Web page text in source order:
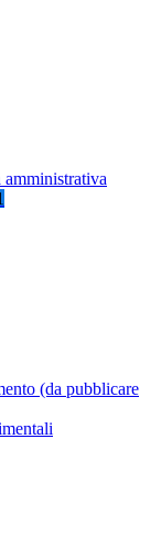
(da pubblicare